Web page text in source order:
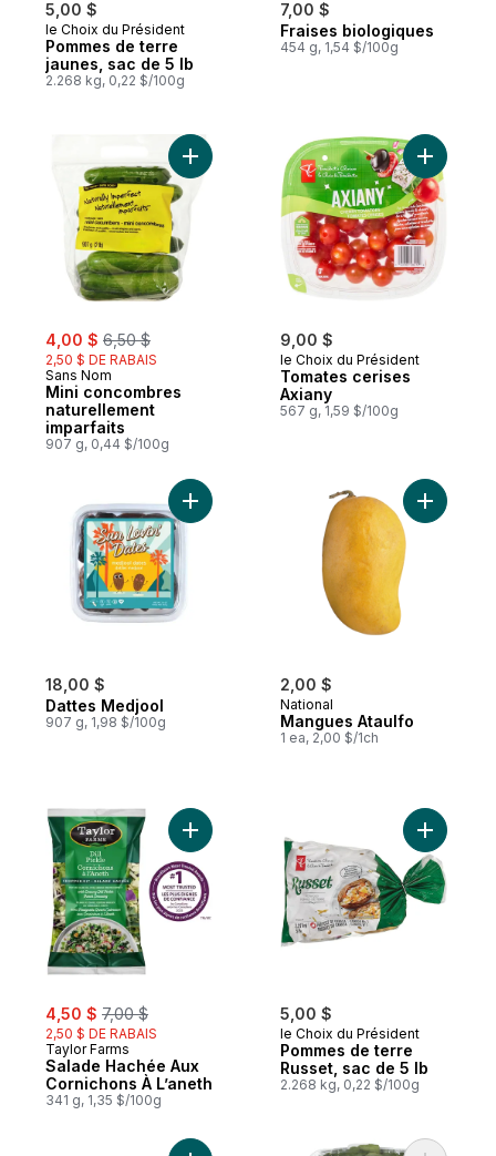
5,00 $
le Choix du Président
Pommes de terre
jaunes, sac de 5 lb
2.268 kg, 0,22 $/100g
7,00 $
Fraises biologiques
454 g, 1,54 $/100g
sale:
4,00 $ , formerly:
6,50 $
2,50 $ DE RABAIS
Sans Nom
Mini concombres
naturellement
imparfaits
907 g, 0,44 $/100g
Ajouter Mini concombres naturellement
9,00 $
le Choix du Président
Tomates cerises
Axiany
567 g, 1,59 $/100g
Ajouter
18,00 $
Dattes Medjool
907 g, 1,98 $/100g
Ajouter Dattes Medjool au panier
2,00 $
National
Mangues Ataulfo
1 ea, 2,00 $/1ch
Ajouter
sale:
4,50 $ , formerly:
7,00 $
2,50 $ DE RABAIS
Taylor Farms
Salade Hachée Aux
Cornichons À L’aneth
341 g, 1,35 $/100g
Ajouter Salade Hachée Aux Cornichons À
5,00 $
le Choix du Président
Pommes de terre
Russet, sac de 5 lb
2.268 kg, 0,22 $/100g
Ajouter